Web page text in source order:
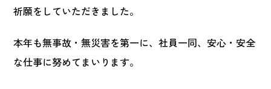
祈願をしていただきました。
本年も無事故・無災害を第一に、社員一同、安心・安全
な仕事に努めてまいります。